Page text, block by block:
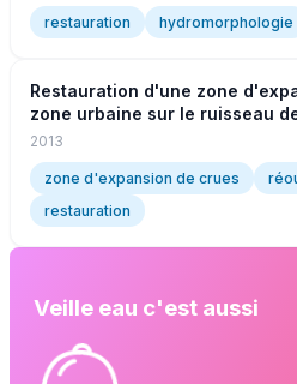
restauration hydromorphologie
Restauration d'une zone
zone urbaine sur le ruisseau
2013
zone d'expansion de crues
restauration
Veille eau c'est aussi